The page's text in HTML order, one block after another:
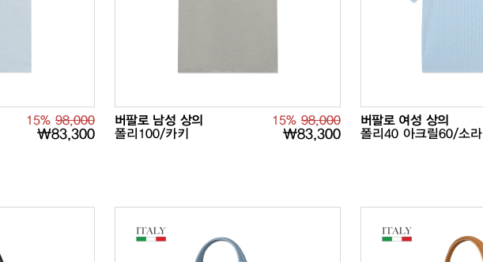
15% 98,000
₩83,300
버팔로 남성 상의
폴리100/카키
15% 98,000
₩83,300
버팔로 여성 상의
폴리40 아크릴60/소라